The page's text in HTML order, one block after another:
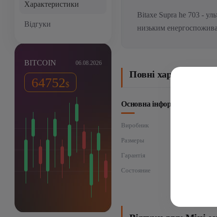
Характеристики
Відгуки
BITCOIN 06.08.2026
64752$
Bitaxe Supra he 703 -
низьким
Повні
Основна інформація
Виробник
Размеры
Гарантія
Состояние